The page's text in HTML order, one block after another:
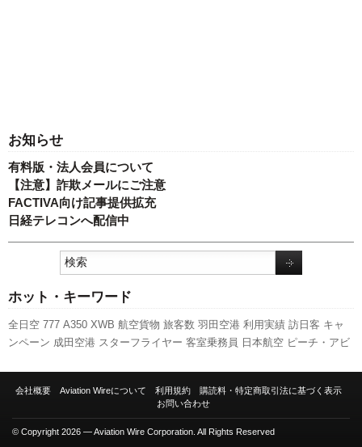
お知らせ
有料版・法人会員について
【注意】詐欺メールにご注意
FACTIVA向け記事提供拡充
日経テレコンへ配信中
ホット・キーワード
全日空 777 A350 XWB 航空貨物 旅客数 羽田空港 利用実績 訪日客 キャ
ンペーン 成田空港 スターフライヤー 客室乗務員 日本航空 ピーチ・アビ
空局 発着回数 実績 新千歳空港 新路線 LCC 関西空港 ANAホールディン
会社概要 Aviation Wireについて 利用規約
購読料・特定商取引法に基づく表示
お問い合わせ
© Copyright 2026 — Aviation Wire Corporation. All Rights Reserved